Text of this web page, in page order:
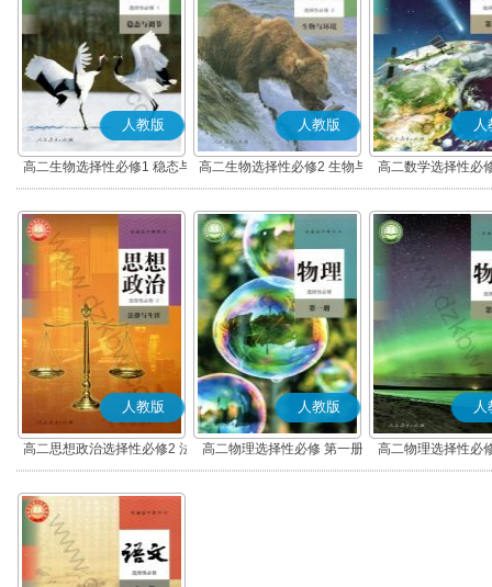
人教版
高二生物选择性必修1 稳态与
调节
人教版
高二生物选择性必修2 生物与
环境
人
高二数学选择性必
(A版)
人教版
高二思想政治选择性必修2 法
律与生活(部编版)
人教版
高二物理选择性必修 第一册
人
高二物理选择性必